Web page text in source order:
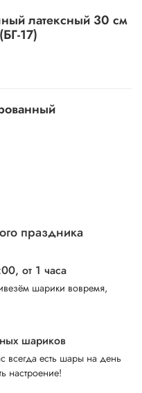
латексный 30 см
17)
праздника
от 1 часа
шарики вовремя,
шариков
всегда есть шары на день
настроение!